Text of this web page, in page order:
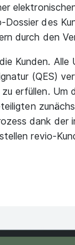
des
durch den
Kunden.
(QES)
erfüllen. Um
dank der
revio-